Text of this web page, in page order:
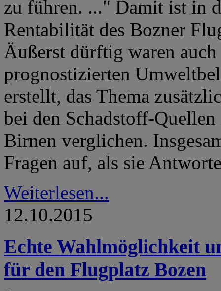
zu führen. ..." Damit ist in
Rentabilität des Bozner
Äußerst dürftig waren
prognostizierten
erstellt, das Thema
bei den Schadstoff-
Birnen verglichen.
Fragen auf, als sie
Weiterlesen...
12.10.2015
Echte Wahlmöglichkeit
für den Flugplatz Bozen